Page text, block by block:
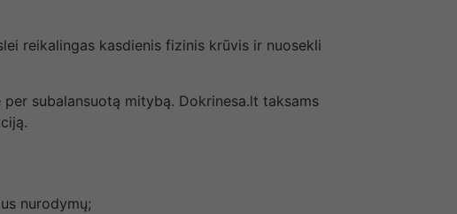
reikalingas kasdienis fizinis krūvis ir nuosekli
subalansuotą mitybą. Dokrinesa.lt taksams
nurodymų;